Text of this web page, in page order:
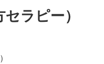
ラピー）